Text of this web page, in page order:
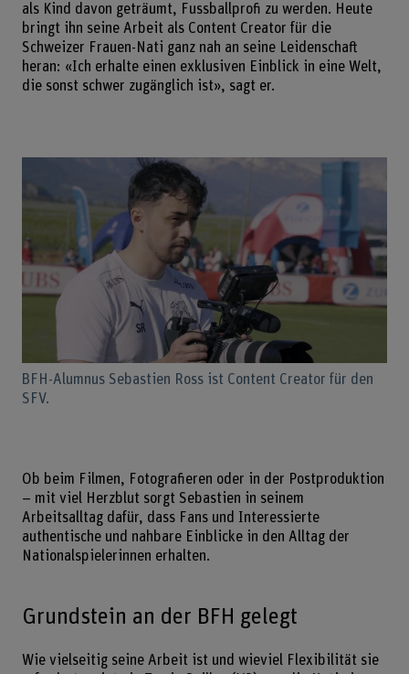
als Kind davon geträumt, Fussballprofi zu werden. Heute
bringt ihn seine Arbeit als Content Creator für die
Schweizer Frauen-Nati ganz nah an seine Leidenschaft
heran: «Ich erhalte einen exklusiven Einblick in eine Welt,
die sonst schwer zugänglich ist», sagt er.
BFH-Alumnus Sebastien Ross ist Content Creator für den
SFV.
Ob beim Filmen, Fotografieren oder in der Postproduktion
– mit viel Herzblut sorgt Sebastien in seinem
Arbeitsalltag dafür, dass Fans und Interessierte
authentische und nahbare Einblicke in den Alltag der
Nationalspielerinnen erhalten.
Grundstein an der BFH gelegt
Wie vielseitig seine Arbeit ist und wieviel Flexibilität sie